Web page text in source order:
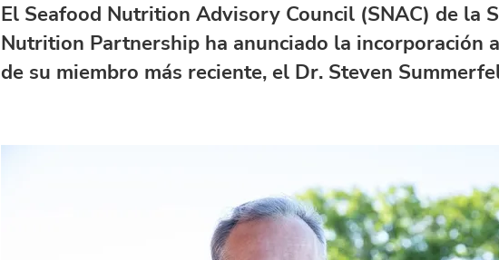
El Seafood Nutrition Advisory Council (SNAC) de la
Nutrition Partnership ha anunciado la incorporación
de su miembro más reciente, el Dr. Steven